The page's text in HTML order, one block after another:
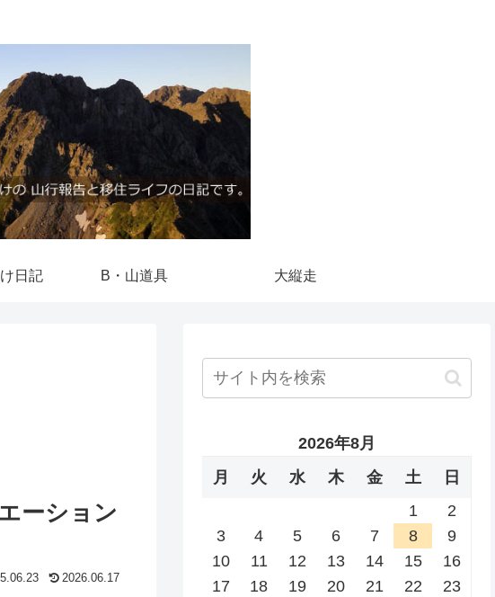
日記 B・山道具 大縦走
ーション
2026.06.17
2026年8月
月
火 水 木 金 土
日
1
2
3
4 5 6 7 8
9
10
11 12 13 14 15
16
17
18 19 20 21 22
23